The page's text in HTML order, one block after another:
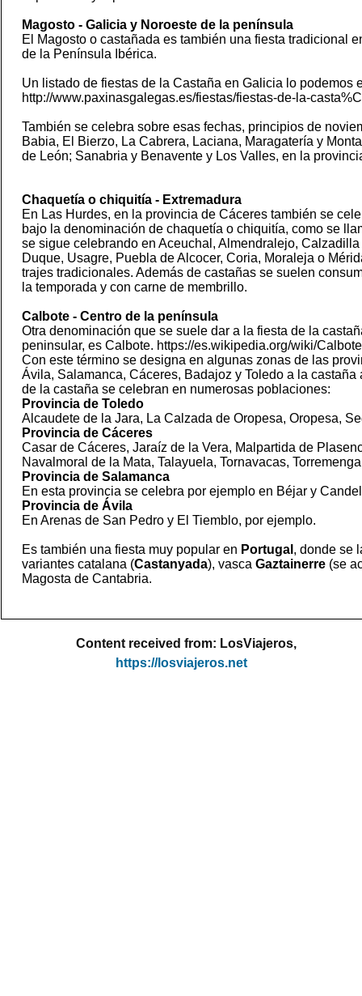
Magosto - Galicia y Noroeste de la península
El Magosto o castañada es también una fiesta tradicional
de la Península Ibérica.
Un listado de fiestas de la Castaña en Galicia lo podemos
http://www.paxinasgalegas.es/fiestas/fiestas-de-la-
También se celebra sobre esas fechas, principios de
Babia, El Bierzo, La Cabrera, Laciana, Maragatería y
de León; Sanabria y Benavente y Los Valles, en la
Chaquetía o chiquitía - Extremadura
En Las Hurdes, en la provincia de Cáceres también se
bajo la denominación de chaquetía o chiquitía, como se
se sigue celebrando en Aceuchal, Almendralejo,
Duque, Usagre, Puebla de Alcocer, Coria, Moraleja o
trajes tradicionales. Además de castañas se suelen
la temporada y con carne de membrillo.
Calbote - Centro de la península
Otra denominación que se suele dar a la fiesta de la
peninsular, es Calbote. https://es.wikipedia.org/wiki/Calbote
Con este término se designa en algunas zonas de las
Ávila, Salamanca, Cáceres, Badajoz y Toledo a la castaña
de la castaña se celebran en numerosas poblaciones:
Provincia de Toledo
Alcaudete de la Jara, La Calzada de Oropesa, Oropesa,
Provincia de Cáceres
Casar de Cáceres, Jaraíz de la Vera, Malpartida de
Navalmoral de la Mata, Talayuela, Tornavacas,
Provincia de Salamanca
En esta provincia se celebra por ejemplo en Béjar y
Provincia de Ávila
En Arenas de San Pedro y El Tiemblo, por ejemplo.
Es también una fiesta muy popular en Portugal , donde se
variantes catalana (Castanyada), vasca Gaztainerre (se
Magosta de Cantabria.
Content received from: LosViajeros,
https://losviajeros.net